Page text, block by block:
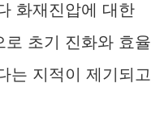
화재진압에 대한
로 초기 진화와 효율
는 지적이 제기되고